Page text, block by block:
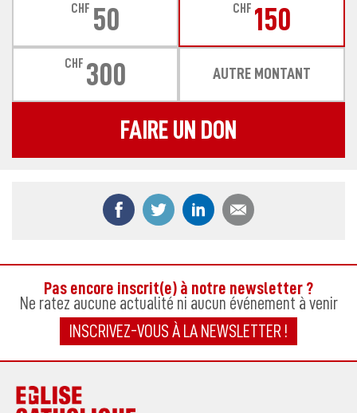
CHF 50 CHF 150
CHF 300 AUTRE MONTANT
FAIRE UN DON
Partager ce contenu sur Facebook
Partager ce contenu sur Twitter
Partager ce contenu
Pas encore inscrit(e) à notre newsletter ?
Ne ratez aucune actualité ni aucun événement à venir
INSCRIVEZ-VOUS À LA NEWSLETTER !